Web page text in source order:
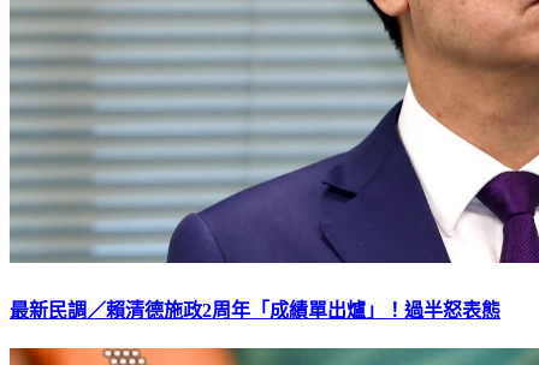
最新民調／賴清德施政2周年「成績單出爐」！過半怒表態